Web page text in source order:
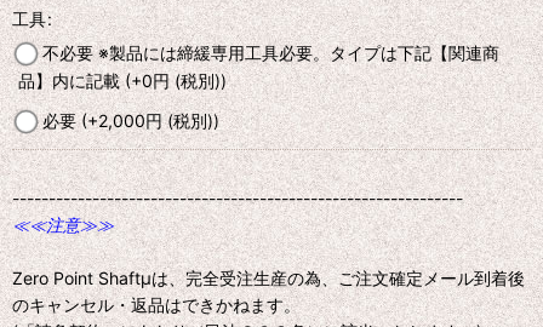
工具:
不必要 ※製品には締緩専用工具必要。タイプは下記【関連商
品】内に記載(+0円 (税別))
必要(+2,000円 (税別))
--------------------------------------------------------------
≪≪注意≫≫
Zero Point Shaftμは、完全受注生産の為、ご注文確定メール到着後
のキャンセル・返品はできかねます。